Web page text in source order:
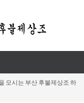
모시는 부산 후불제상조 하